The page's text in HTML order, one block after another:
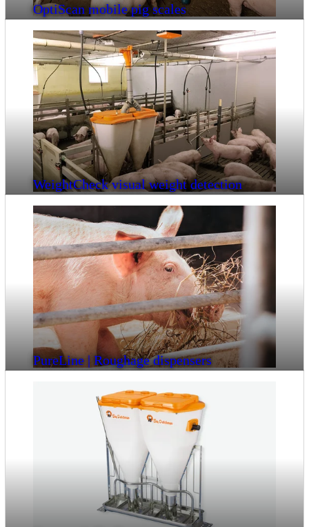
OptiScan mobile pig scales
WeightCheck visual weight detection
PureLine | Roughage dispensers